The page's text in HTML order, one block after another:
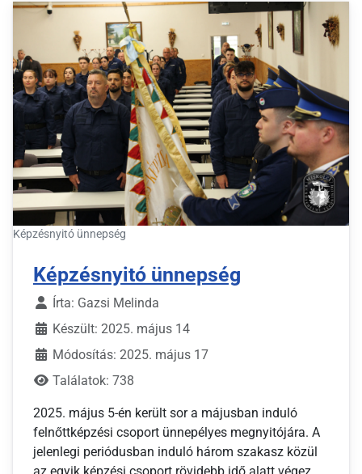
Képzésnyitó ünnepség
Képzésnyitó ünnepség
Írta: Gazsi Melinda
Készült: 2025. május 14
Módosítás: 2025. május 17
Találatok: 738
2025. május 5-én került sor a májusban induló
felnőttképzési csoport ünnepélyes megnyitójára. A
jelenlegi periódusban induló három szakasz közül